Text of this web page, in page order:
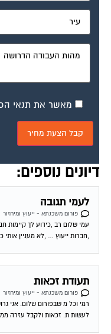
מאשר את תנאי
דיונים נוספים:
לעמי תגובה
פורום משכנתא - ייעוץ ומיחזור
עמי שלום רב ,כידוע לך קיימות
,חברות ייעוץ … ,לא מעניין
תעודת זכאות
פורום משכנתא - ייעוץ ומיחזור
רמי וכל מ שבפורום שלום. אני
לעשות ת. זכאות ולקבל עזרה